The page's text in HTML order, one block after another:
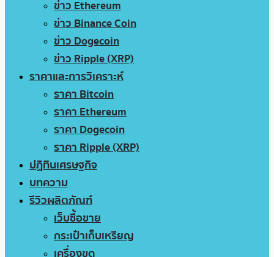
ข่าว Ethereum
ข่าว Binance Coin
ข่าว Dogecoin
ข่าว Ripple (XRP)
ราคาและการวิเคราะห์
ราคา Bitcoin
ราคา Ethereum
ราคา Dogecoin
ราคา Ripple (XRP)
ปฏิทินเศรษฐกิจ
บทความ
รีวิวผลิตภัณฑ์
เว็บซื้อขาย
กระเป๋าเก็บเหรียญ